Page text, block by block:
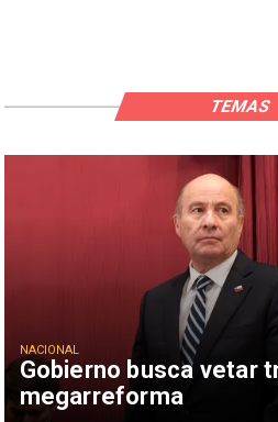
Gobierno busca vetar
megarreforma
NACIONAL
TEMAS